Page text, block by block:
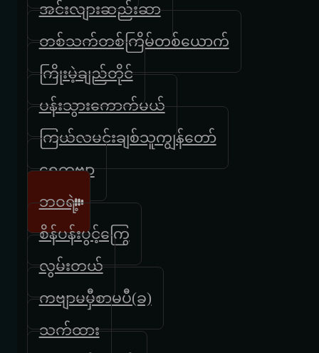
အင်းလျားဆည်းဆာ
တစ်သက်တစ်ကြိမ်တစ်ယောက်
ကြိုးမဲ့ချည်တိုင်
ပန်းသွားကောက်မယ်
ကြယ်လမင်းချစ်သူကျွန်တော်
ရွှေကဗျာ
ဘဝရဲ့
စိန်ပန်းပွင့်ကြွေ
လွမ်းတယ်
ကဗျာမမှီစာမပီ(ခ)
သက်ထား